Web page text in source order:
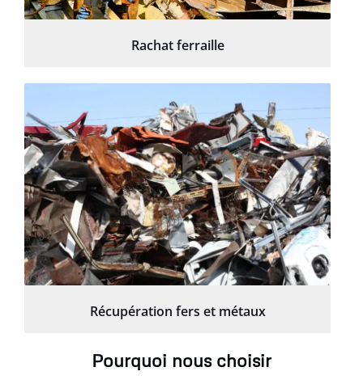
Rachat ferraille
Récupération fers et métaux
Pourquoi nous choisir